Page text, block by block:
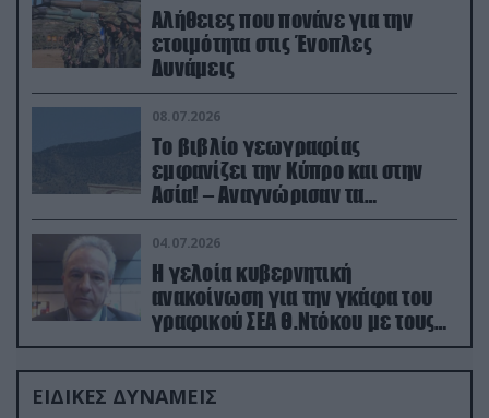
Αλήθειες που πονάνε για την
ετοιμότητα στις Ένοπλες
Δυνάμεις
08.07.2026
Το βιβλίο γεωγραφίας
εμφανίζει την Κύπρο και στην
Ασία! – Αναγνώρισαν τα
κατεχόμενα; (φωτο)
04.07.2026
Η γελοία κυβερνητική
ανακοίνωση για την γκάφα του
γραφικού ΣΕΑ Θ.Ντόκου με τους
Ρώσους φαρσέρ
ΕΙΔΙΚΕΣ ΔΥΝΑΜΕΙΣ